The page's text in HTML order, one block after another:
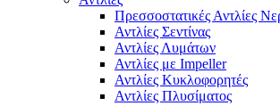
Πρεσσοστατικές Αντλίες
Αντλίες Σεντίνας
Αντλίες Λυμάτων
Αντλίες με Impeller
Αντλίες Κυκλοφορητές
Αντλίες Πλυσίματος